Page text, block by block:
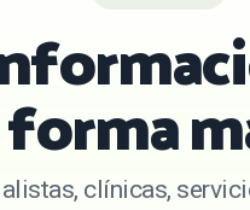
forma
clínicas,